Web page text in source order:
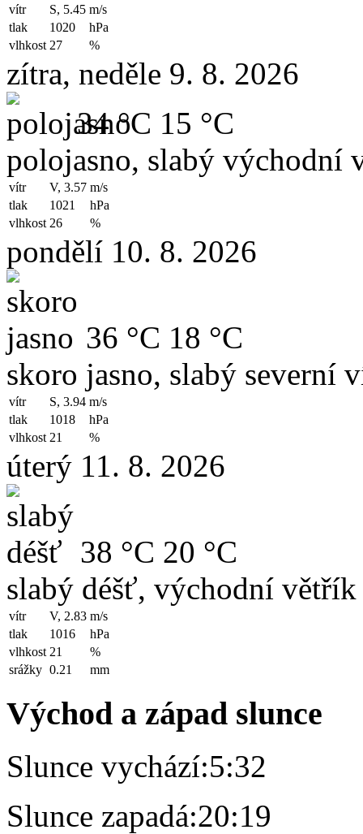
vítr S, 5.45 m/s
tlak
1020
hPa
vlhkost 27 %
zítra, neděle 9. 8. 2026
34 °C 15 °C
polojasno, slabý východní
vítr V, 3.57 m/s
tlak
1021
hPa
vlhkost 26 %
pondělí 10. 8. 2026
36 °C 18 °C
skoro jasno, slabý severní
vítr S, 3.94 m/s
tlak
1018
hPa
vlhkost 21 %
úterý 11. 8. 2026
38 °C 20 °C
slabý déšť, východní větřík
vítr V, 2.83 m/s
tlak
1016
hPa
vlhkost 21
%
srážky 0.21 mm
Východ a západ slunce
Slunce vychází:5:32
Slunce zapadá:20:19